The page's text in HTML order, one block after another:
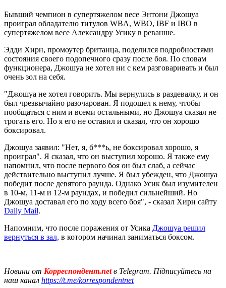
Бывший чемпион в супертяжелом весе Энтони Джошуа
проиграл обладателю титулов WBA, WBO, IBF и IBO в
супертяжелом весе Александру Усику в реванше.
Эдди Хирн, промоутер британца, поделился подробностями
состояния своего подопечного сразу после боя. По словам
функционера, Джошуа не хотел ни с кем разговаривать и был
очень зол на себя.
"Джошуа не хотел говорить. Мы вернулись в раздевалку, и он
был чрезвычайно разочарован. Я подошел к нему, чтобы
пообщаться с ним и всеми остальными, но Джошуа сказал не
трогать его. Но я его не оставил и сказал, что он хорошо
боксировал.
Джошуа заявил: "Нет, я, б***ь, не боксировал хорошо, я
проиграл". Я сказал, что он выступил хорошо. Я также ему
напомнил, что после первого боя он был слаб, а сейчас
действительно выступил лучше. Я был убежден, что Джошуа
победит после девятого раунда. Однако Усик был изумителен
в 10-м, 11-м и 12-м раундах, и победил сильнейший. Но
Джошуа доставал его по ходу всего боя", - сказал Хирн сайту
Daily Mail.
Напомним, что после поражения от Усика Джошуа решил
вернуться в зал, в котором начинал заниматься боксом.
Новини от Корреспондент.netв Telegram. Підписуйтесь на
наш канал https://t.me/korrespondentnet